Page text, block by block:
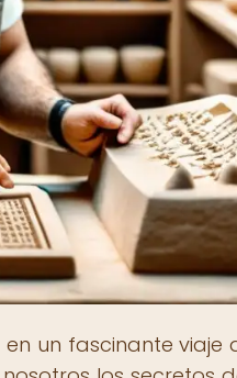
un fascinante viaje